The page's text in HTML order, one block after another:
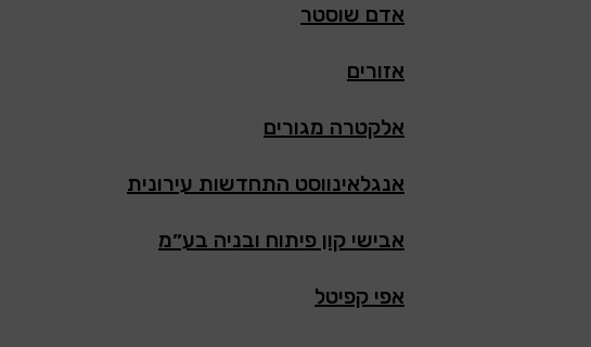
אדם שוסטר
אזורים
אלקטרה מגורים
אנגלאינווסט התחדשות עירונית
אבישי קון פיתוח ובניה בע״מ
אפי קפיטל